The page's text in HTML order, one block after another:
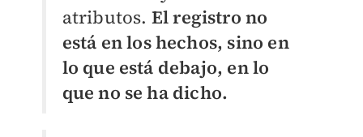
atributos. El registro no
está en los hechos, sino en
lo que está debajo, en lo
que no se ha dicho.